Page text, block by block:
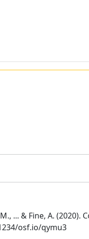
... & Fine, A. (2020).
osf.io/qymu3